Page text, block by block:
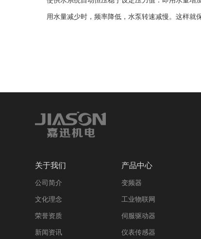
用水量减少时，频率降低，水泵转速减慢。这样就
关于我们
公司简介
文化理念
荣誉资质
新闻资讯
产品中心
变频器
工业物联网
伺服驱动器
仪表传感器